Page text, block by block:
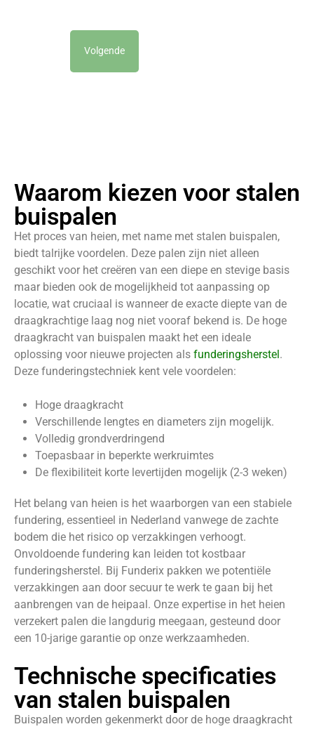
Volgende
Waarom kiezen voor stalen
buispalen
Het proces van heien, met name met stalen buispalen,
biedt talrijke voordelen. Deze palen zijn niet alleen
geschikt voor het creëren van een diepe en stevige basis
maar bieden ook de mogelijkheid tot aanpassing op
locatie, wat cruciaal is wanneer de exacte diepte van de
draagkrachtige laag nog niet vooraf bekend is. De hoge
draagkracht van buispalen maakt het een ideale
oplossing voor nieuwe projecten als funderingsherstel .
Deze funderingstechniek kent vele voordelen:
Hoge draagkracht
Verschillende lengtes en diameters zijn mogelijk.
Volledig grondverdringend
Toepasbaar in beperkte werkruimtes
De flexibiliteit korte levertijden mogelijk (2-3 weken)
Het belang van heien is het waarborgen van een stabiele
fundering, essentieel in Nederland vanwege de zachte
bodem die het risico op verzakkingen verhoogt.
Onvoldoende fundering kan leiden tot kostbaar
funderingsherstel. Bij Funderix pakken we potentiële
verzakkingen aan door secuur te werk te gaan bij het
aanbrengen van de heipaal. Onze expertise in het heien
verzekert palen die langdurig meegaan, gesteund door
een 10-jarige garantie op onze werkzaamheden.
Technische specificaties
van stalen buispalen
Buispalen worden gekenmerkt door de hoge draagkracht